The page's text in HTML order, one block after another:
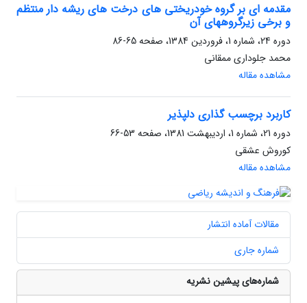
مقدمه ای بر گروه خودریختی های درخت های ریشه دار منتظم
و برخی زیرگروههای آن
دوره 24، شماره 1، فروردین 1384، صفحه
65-86
محمد جلوداری ممقانی
مشاهده مقاله
کاربرد برچسب گذاری دلپذیر
دوره 21، شماره 1، اردیبهشت 1381، صفحه
53-66
کوروش عشقی
مشاهده مقاله
مقالات آماده انتشار
شماره جاری
شماره‌های پیشین نشریه